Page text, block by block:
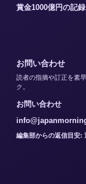
賞金1000億円の記
お問い合わせ
読者の指摘や訂正を素
ク。
お問い合わせ
編集部からの返信目安: